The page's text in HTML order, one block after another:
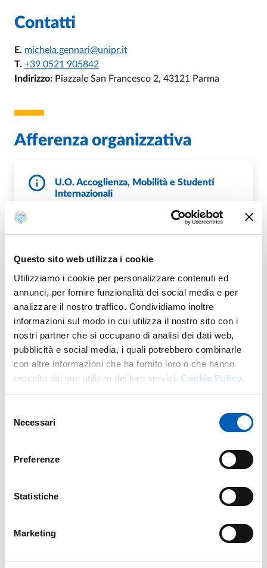
Questo sito web utilizza i cookie
Utilizziamo i cookie per personalizzare contenuti ed
annunci, per fornire funzionalità dei social media e per
analizzare il nostro traffico. Condividiamo inoltre
informazioni sul modo in cui utilizza il nostro sito con i
nostri partner che si occupano di analisi dei dati web,
pubblicità e social media, i quali potrebbero combinarle
con altre informazioni che ha fornito loro o che hanno
raccolto dal suo utilizzo dei loro servizi. Cookie Policy.
delNecessari
Preferenze
Statistiche
Marketing
Contatti
E. michela.gennari@unipr.it
T. +39 0521 905842
Indirizzo: Piazzale San Francesco 2, 43121 Parma
Afferenza organizzativa
U.O. Accoglienza, Mobilità e Studenti
Internazionali
E. incoming@unipr.it,E. erasmus@unipr.it
Altro personale della struttura a questo
indirizzo
Personale tecnico amministrativo